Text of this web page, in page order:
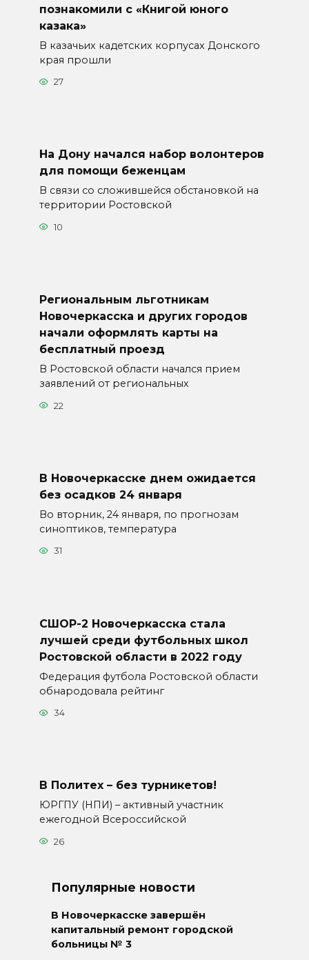
познакомили с «Книгой юного
казака»
В казачьих кадетских корпусах Донского
края прошли
27
На Дону начался набор волонтеров
для помощи беженцам
В связи со сложившейся обстановкой на
территории Ростовской
10
Региональным льготникам
Новочеркасска и других городов
начали оформлять карты на
бесплатный проезд
В Ростовской области начался прием
заявлений от региональных
22
В Новочеркасске днем ожидается
без осадков 24 января
Во вторник, 24 января, по прогнозам
синоптиков, температура
31
СШОР-2 Новочеркасска стала
лучшей среди футбольных школ
Ростовской области в 2022 году
Федерация футбола Ростовской области
обнародовала рейтинг
34
В Политех – без турникетов!
ЮРГПУ (НПИ) – активный участник
ежегодной Всероссийской
26
Популярные новости
В Новочеркасске завершён
капитальный ремонт городской
больницы № 3